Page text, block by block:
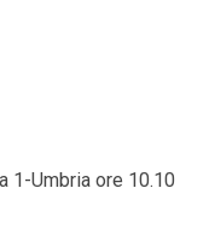
1-Umbria ore 10.10